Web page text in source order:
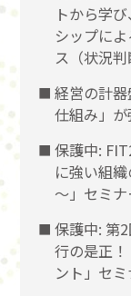
トから学
シップに
ス（状況
経営の計
仕組み」が
保護中:
に強い組
～」セミナ
保護中: 第
行の是正
ント」セ